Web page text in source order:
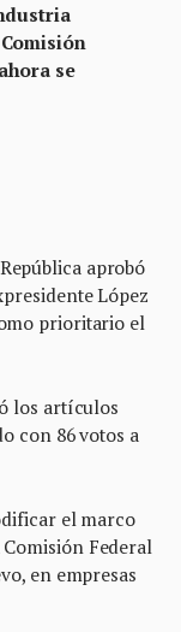
se
aprobó
López
prioritario el
los artículos
con 86 votos a
el marco
Federal
en empresas